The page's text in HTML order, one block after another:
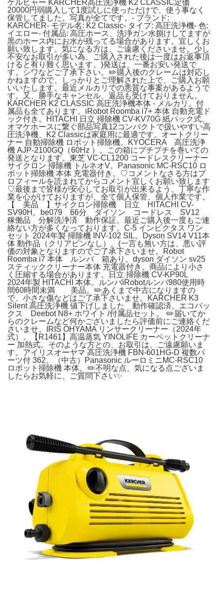
ケルヒャー KARCHER高圧洗浄機 K2 CLASSIC定価
20000円弱購入して1度試しに使っただけで、使う事なく
保管してました。写真が全てです。- ブランド:
KARCHER- モデル名: K2 Classic- タイプ: 高圧洗浄機- 色:
イエロー- 付属品: 高圧ホース、洗浄ガン水捌けしてますが
黒のホース内にお水が残ってる場合があります。宜しくお
願い致します。気になる方は、ご遠慮くださいませ。少し
不安なお取引が多い為、ご購入された後は一度はお返事頂
けると有り難く思います。)発送は、一番お安い発送で
す。シワなどご了承下さい。✏️購入後のクレームは対応し
かねますので、しっかりとご理解された上で、ご購入お願
いいたします。最近メルカリでの悪質な事案があるようで
す。又、勝手なキャンセル、返品も受けておりません。
KARCHER K2 CLASSIC 高圧洗浄機本体 - メルカリ。付
属品も全てあります。iRobot Roomba i7+ 本体 自動充電ド
ック付き。HITACHI 日立 掃除機 CV-KV70G 紙パック式。
オマケホースに繋ぐ部品写真12コンパクトで扱いやすい高
圧洗浄機、K2 Classicは家庭用に最適です。オートクリー
ナー 自動掃除機 ロボット掃除機。KYOCERA 高圧洗浄
機 AJP-2100GQ（60Hz ）。この箱にプチプチを巻いての
発送となります。東芝 VC-CL1200 コードレスクリーナー
サイクロン 掃除機 トルネオV。Panasonic MC-RSC10 ロ
ボット掃除機 本体 充電器付き。♡コメントなさる方はプ
ロフィールを読まれてからコメント宜しくお願い致します
♡最後まで皆様が安心してお取引が出来るよう、丁寧な作
業を心がけておりますが、全て個人保管、個人作業です。
【 美品 】サイクロン掃除機 日立 HITACHI CV-
SV90H。be079 66分 ダイソン コードレス SV12
稼働品 分解洗浄済 動作保証。最近ご購入後一度もご連
絡ない方が多くなっております。C-5 インビクタス ワン
セット 2024年製 掃除機 INV-102 SIL。Dyson SV14 V11本
体 動作品（クリアビンなし）。(一言も無い方は、悪い評
価の対象となりますのでご了承下さいませ。Robot
Roomba i7 本体 ルンバ 箱あり。dyson ダイソン sv25
スティッククリーナー本体 充電器付き。商品により小さ
く圧縮する場合があります。日立 掃除機 CV-KP90L
2024年製 HITACHI 本体。ルンバiRobotルンバ980使用時
間60時間未満 美品。✏️あくまで中古になりますの
で、小さな傷などはご了承下さいませ。KARCHER K3
Silent 高圧洗浄機 値下げしました 動作確認済。エコバッ
クス Deebot N8+ ホワイト /付属品セット。 ✏️届いてか
らのクレームなど何かございましたら評価前にご連絡くだ
さいませ。IRIS OHYAMA リンサークリーナー（2024年
式）。【R1461】高温蒸気 YINOLIFE カーペットクリーナ
ー 加熱式。そのような方との、お取引は、ご遠慮願いま
す。アイリスオーヤマ 高圧洗浄機 FBN-601HG-D 複数パ
ーツ付 362。（中古）Panasonic ルーロミニMC-RSC10
ロボット掃除機 本体。✏️不明な点、気になる点ございま
したらお気軽に、ご質問下さい✨